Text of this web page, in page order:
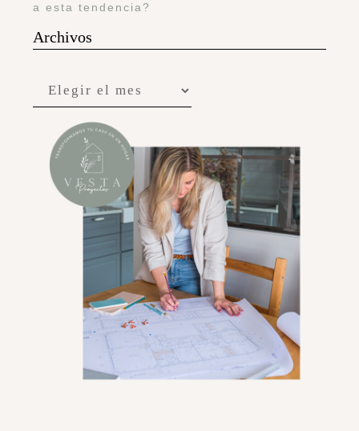
a esta tendencia?
Archivos